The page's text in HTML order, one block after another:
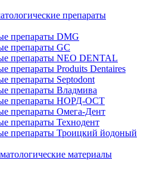
препараты
препараты DMG
препараты GC
препараты NEO DENTAL
препараты Produits Dentaires
препараты Septodont
препараты Владмива
препараты НОРД-ОСТ
препараты Омега-Дент
препараты Технодент
препараты Троицкий йодоный
материалы